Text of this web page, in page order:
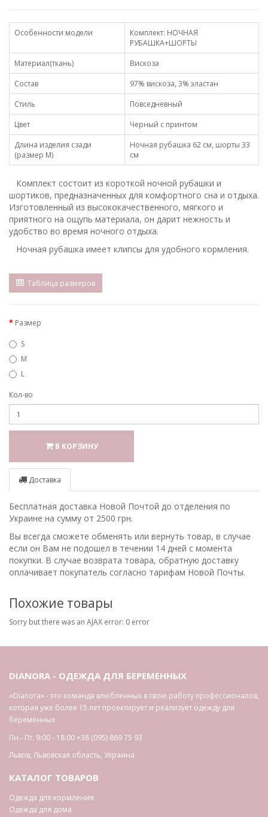
Особенности модели
Комплект: НОЧНАЯ
РУБАШКА+ШОРТЫ
Материал(ткань)
Вискоза
Состав
97% вискоза, 3% эластан
Стиль
Повседневный
Цвет
Черный с принтом
Длина изделия сзади
(размер М)
Ночная рубашка 62 см, шорты 33
см
Комплект состоит из короткой ночной рубашки и
шортиков, предназначенных для комфортного сна и отдыха.
Изготовленный из высококачественного, мягкого и
приятного на ощупь материала, он дарит нежность и
удобство во время ночного отдыха.
Ночная рубашка имеет клипсы для удобного кормления.
Таблица размеров
Размер
S
M
L
Кол-во
В КОРЗИНУ
Доставка
Бесплатная доставка Новой Почтой до отделения по
Украине на сумму от 2500 грн.
Вы всегда сможете обменять или вернуть товар, в случае
если он Вам не подошел в течении 14 дней с момента
покупки. В случае возврата товара, обратную доставку
оплачивает покупатель согласно тарифам Новой Почты.
Похожие товары
Sorry but there was an AJAX error: 0 error
DIANORA - ОДЕЖДА ДЛЯ БЕРЕМЕННЫХ
«Dianora» - это команда влюбленных в свою работу профессионалов,
которая уже более 15 лет проектирует и реализует одежду для
беременных
Пн.- Пт. 9:00 - 18:00+38 (095) 869 75 93
Львов,Львовская область, Украина
КАТАЛОГ ТОВАРОВ
Одежда для кормления
Одежда для дома